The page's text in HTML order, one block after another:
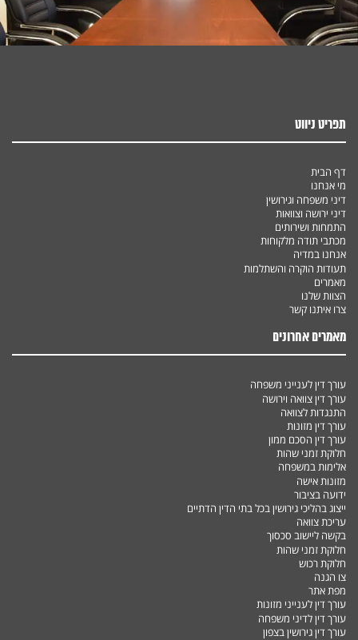
תפריט ניווט
דף הבית
מי אנחנו
דיני משפחה וגירושין
דיני ירושה וצוואות
התמחות ושירותים
מכתבי תודה מלקוחות
אנחנו במדיה
תעודות הוקרה והשתלמות
מאמרים
הצוות שלנו
צרו איתנו קשר
מאמרים אחרונים
עורך דין לענייני משפחה
עורך דין צוואה וירושה
התנגדות לצוואה
עורך דין מזונות
עורך דין הסכם ממון
חלוקת זמני שהות
אלימות במשפחה
מזונות אישה
ידועה בציבור
ייצוג בהליכי גירושין בכל בתי הדין הדתיים
עריכת צוואה
בקשה ליישוב סכסוך
חלוקת זמני שהות
חלוקת רכוש
צו הגנה
מפת אתר
עורך דין לענייני מזונות
עורך דין לדיני משפחה
עורך דין גירושין בצפון